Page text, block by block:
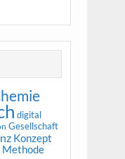
digital
Gesellschaft
Konzept
Methode